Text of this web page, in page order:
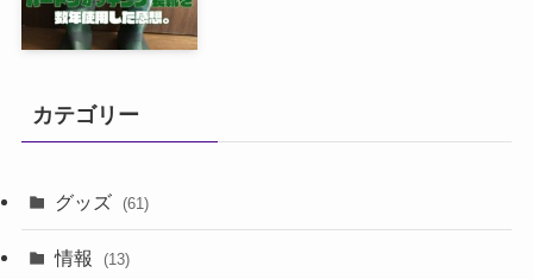
カテゴリー
グッズ (61)
情報 (13)